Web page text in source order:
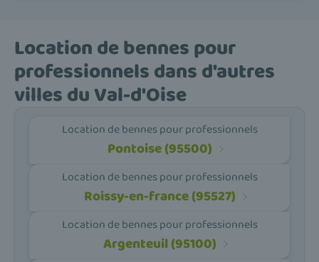
Location de bennes pour
professionnels dans d'autres
villes du Val-d'Oise
Location de bennes pour professionnels
Pontoise (95500)
Location de bennes pour professionnels
Roissy-en-france (95527)
Location de bennes pour professionnels
Argenteuil (95100)